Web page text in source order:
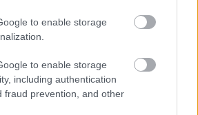
to enable storage
to enable storage
including authentication
fraud prevention, and other
de nem sikerült megfordítani a BL-